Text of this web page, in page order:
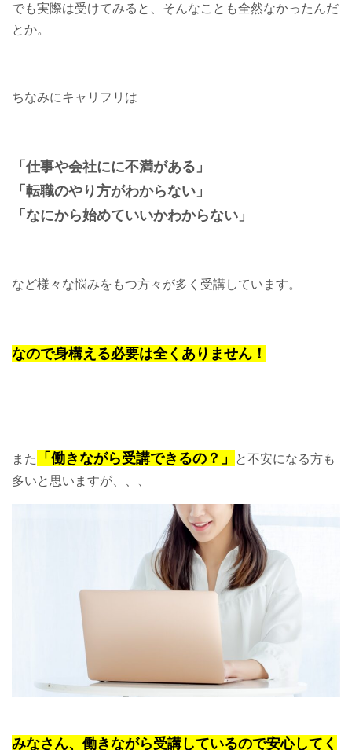
でも実際は受けてみると、そんなことも全然なかったんだ
とか。
ちなみにキャリフリは
「仕事や会社にに不満がある」
「転職のやり方がわからない」
「なにから始めていいかわからない」
など様々な悩みをもつ方々が多く受講しています。
なので身構える必要は全くありません！
また 「働きながら受講できるの？」
と不安になる方も
多いと思いますが、、、
みなさん、働きながら受講しているので安心してく